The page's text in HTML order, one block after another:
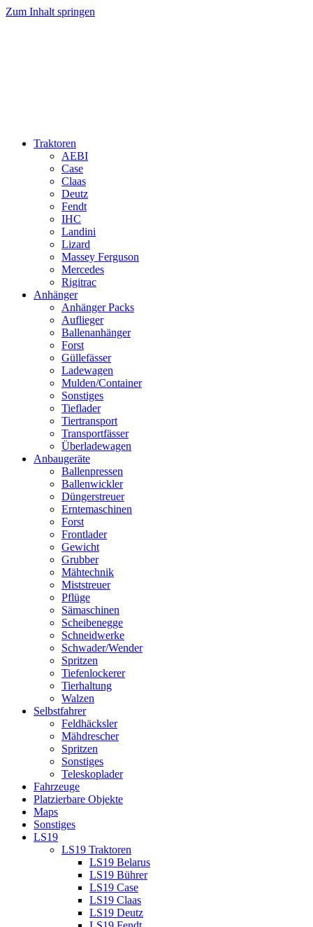
Zum Inhalt springen
Traktoren
AEBI
Case
Claas
Deutz
Fendt
IHC
Landini
Lizard
Massey Ferguson
Mercedes
Rigitrac
Anhänger
Anhänger Packs
Auflieger
Ballenanhänger
Forst
Güllefässer
Ladewagen
Mulden/Container
Sonstiges
Tieflader
Tiertransport
Transportfässer
Überladewagen
Anbaugeräte
Ballenpressen
Ballenwickler
Düngerstreuer
Erntemaschinen
Forst
Frontlader
Gewicht
Grubber
Mähtechnik
Miststreuer
Pflüge
Sämaschinen
Scheibenegge
Schneidwerke
Schwader/Wender
Spritzen
Tiefenlockerer
Tierhaltung
Walzen
Selbstfahrer
Feldhäcksler
Mähdrescher
Spritzen
Sonstiges
Teleskoplader
Fahrzeuge
Platzierbare Objekte
Maps
Sonstiges
LS19
LS19 Traktoren
LS19 Belarus
LS19 Bührer
LS19 Case
LS19 Claas
LS19 Deutz